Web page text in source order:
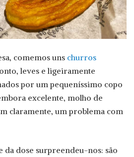
comemos uns churros
leves e ligeiramente
por um pequeníssimo copo
excelente, molho de
claramente, um problema com
da dose surpreendeu-nos: são